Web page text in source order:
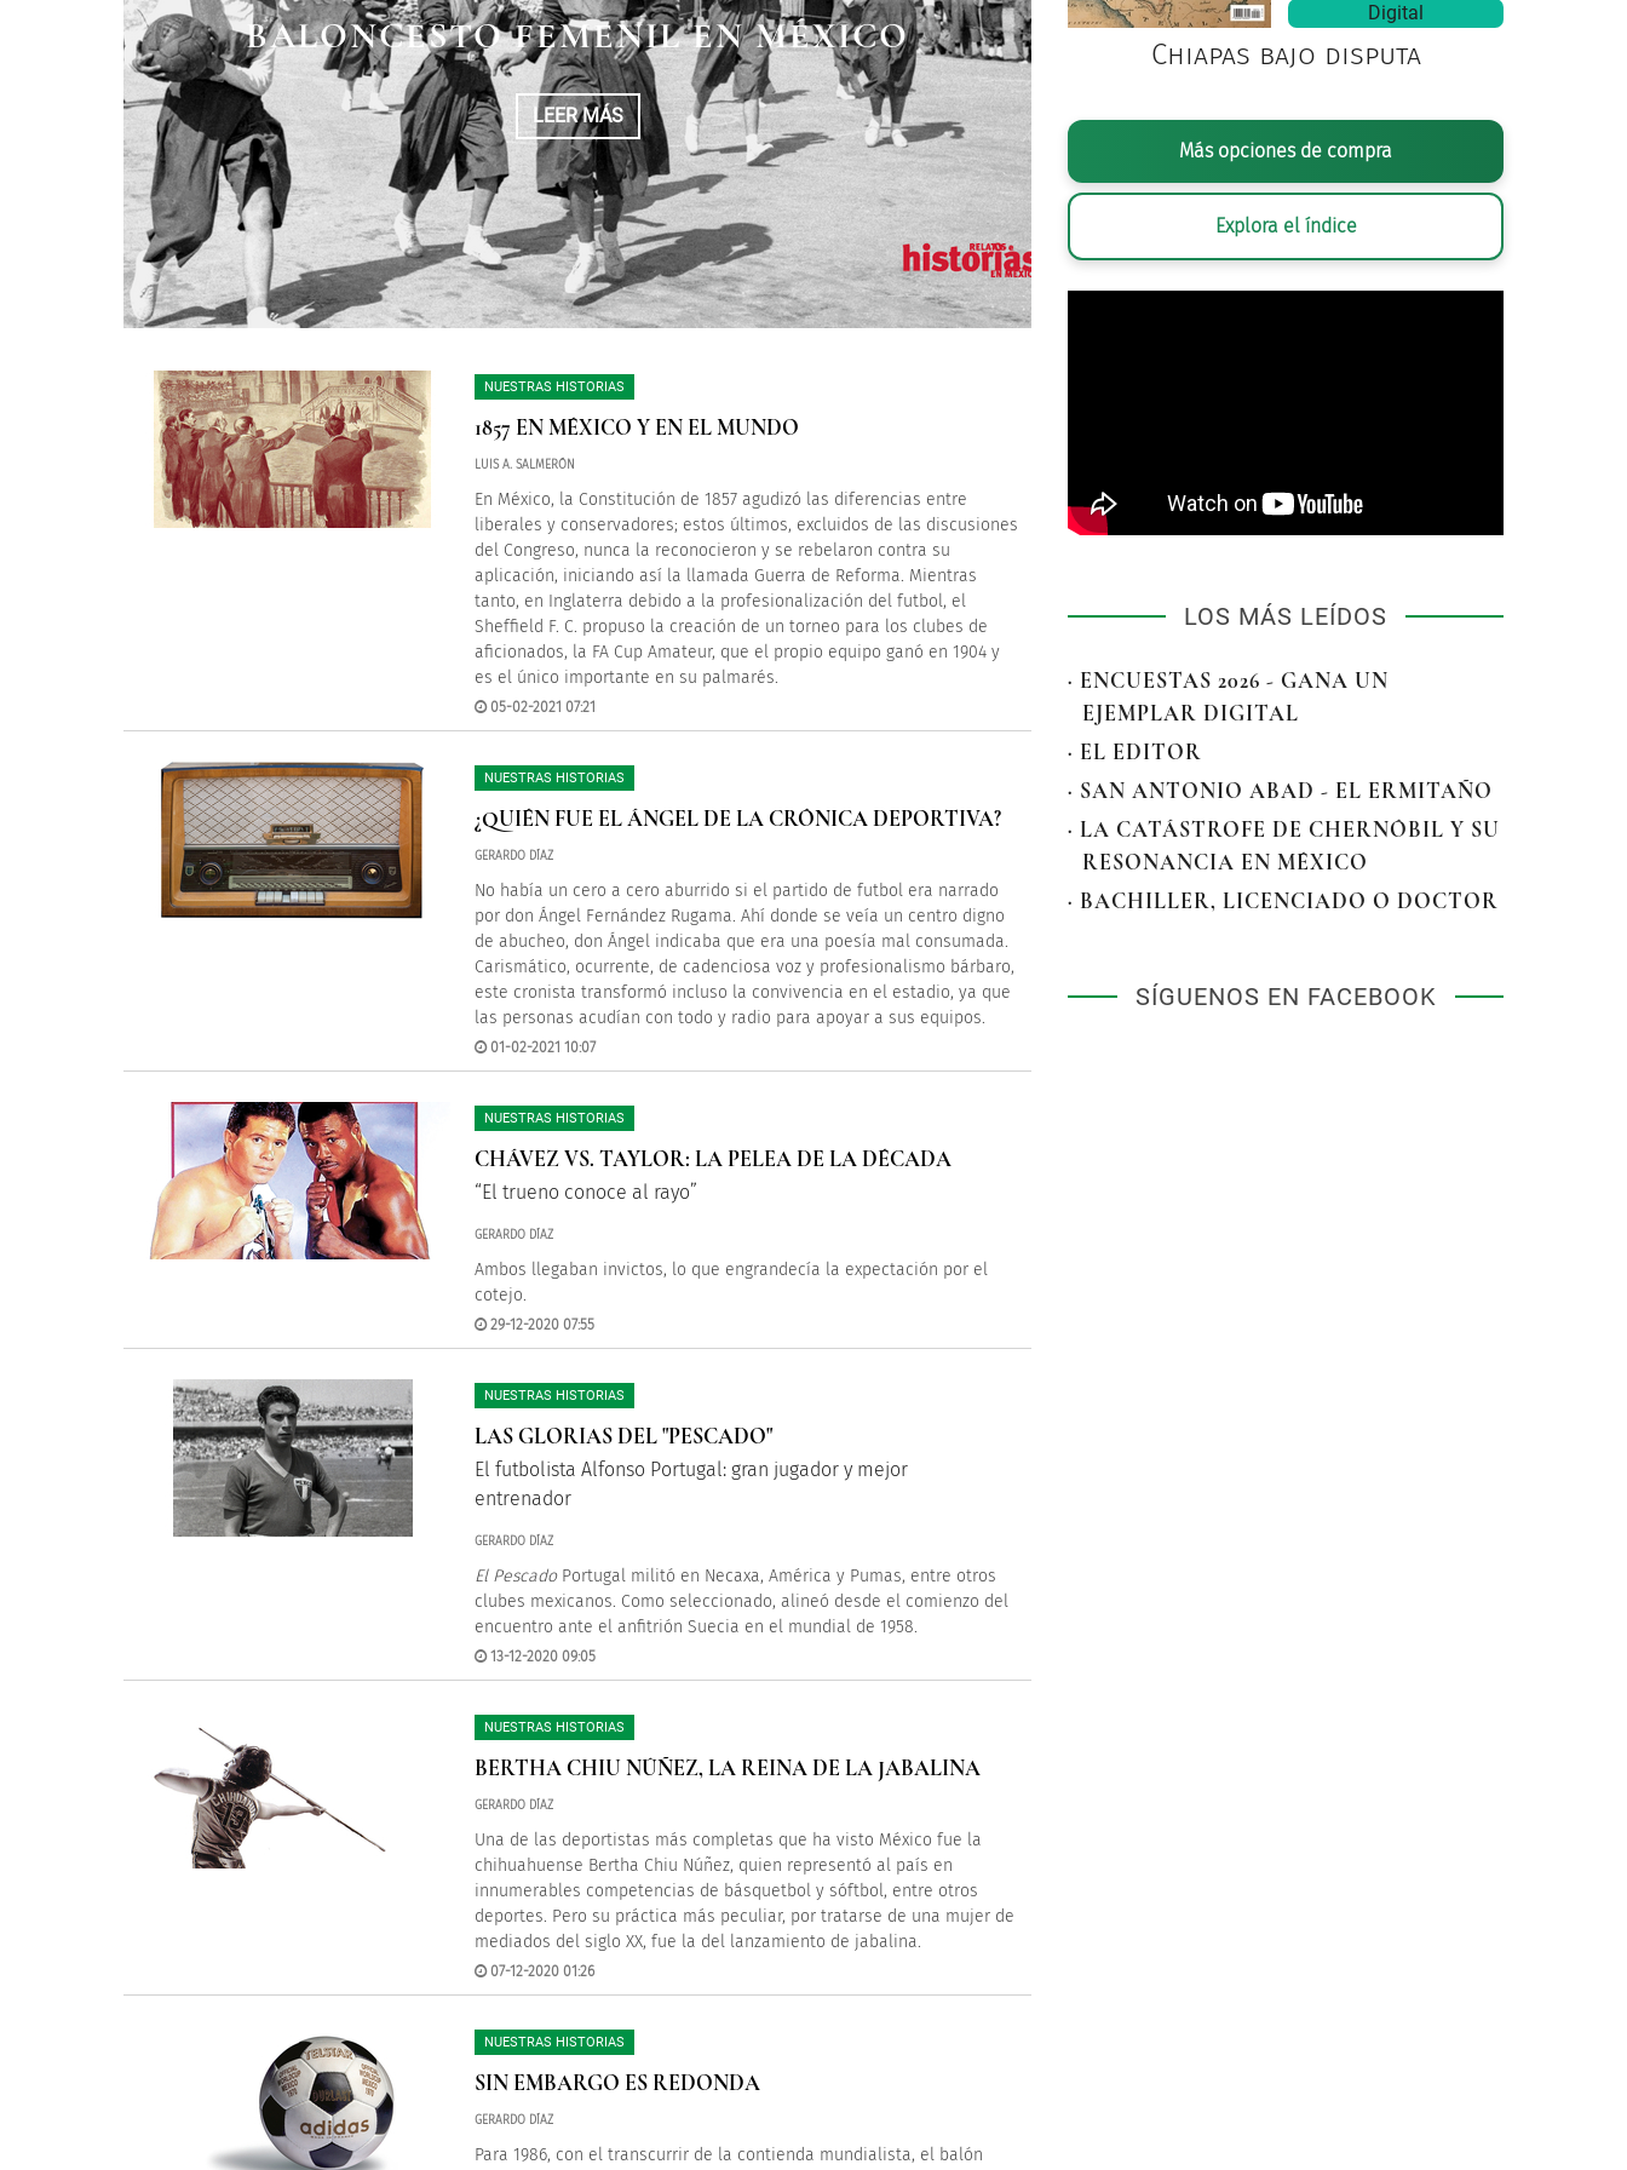
BALONCESTO FEMENIL EN MÉXICO
LEER MÁS
AMOR, AJEDREZ Y REVOLUCIÓN
LEER MÁS
LA REINA DEL AJEDREZ
LEER MÁS
NUESTRAS HISTORIAS
1857 EN MÉXICO Y EN EL MUNDO
LUIS A. SALMERÓN
En México, la Constitución de 1857 agudizó las diferencias entre
liberales y conservadores; estos últimos, excluidos de las discusiones
del Congreso, nunca la reconocieron y se rebelaron contra su
aplicación, iniciando así la llamada Guerra de Reforma. Mientras
tanto, en Inglaterra debido a la profesionalización del futbol, el
Sheffield F. C. propuso la creación de un torneo para los clubes de
aficionados, la FA Cup Amateur, que el propio equipo ganó en 1904 y
es el único importante en su palmarés.
05-02-2021 07:21
NUESTRAS HISTORIAS
¿QUIÉN FUE EL ÁNGEL DE LA CRÓNICA DEPORTIVA?
GERARDO DÍAZ
No había un cero a cero aburrido si el partido de futbol era narrado
por don Ángel Fernández Rugama. Ahí donde se veía un centro digno
de abucheo, don Ángel indicaba que era una poesía mal consumada.
Carismático, ocurrente, de cadenciosa voz y profesionalismo bárbaro,
este cronista transformó incluso la convivencia en el estadio, ya que
las personas acudían con todo y radio para apoyar a sus equipos.
01-02-2021 10:07
NUESTRAS HISTORIAS
CHÁVEZ VS. TAYLOR: LA PELEA DE LA DÉCADA
“El trueno conoce al rayo”
GERARDO DÍAZ
Ambos llegaban invictos, lo que engrandecía la expectación por el
cotejo.
29-12-2020 07:55
NUESTRAS HISTORIAS
LAS GLORIAS DEL "PESCADO"
El futbolista Alfonso Portugal: gran jugador y mejor
entrenador
GERARDO DÍAZ
El PescadoPortugal militó en Necaxa, América y Pumas, entre otros
clubes mexicanos. Como seleccionado, alineó desde el comienzo del
encuentro ante el anfitrión Suecia en el mundial de 1958.
13-12-2020 09:05
NUESTRAS HISTORIAS
BERTHA CHIU NÚÑEZ, LA REINA DE LA JABALINA
GERARDO DÍAZ
Una de las deportistas más completas que ha visto México fue la
chihuahuense Bertha Chiu Núñez, quien representó al país en
innumerables competencias de básquetbol y sóftbol, entre otros
deportes. Pero su práctica más peculiar, por tratarse de una mujer de
mediados del siglo XX, fue la del lanzamiento de jabalina.
07-12-2020 01:26
NUESTRAS HISTORIAS
SIN EMBARGO ES REDONDA
GERARDO DÍAZ
Para 1986, con el transcurrir de la contienda mundialista, el balón
Digital
Chiapas bajo disputa
Más opciones de compra
Explora el índice
LOS MÁS LEÍDOS
· ENCUESTAS 2026 - GANA UN
EJEMPLAR DIGITAL
· EL EDITOR
· SAN ANTONIO ABAD - EL ERMITAÑO
· LA CATÁSTROFE DE CHERNÓBIL Y SU
RESONANCIA EN MÉXICO
· BACHILLER, LICENCIADO O DOCTOR
SÍGUENOS EN FACEBOOK